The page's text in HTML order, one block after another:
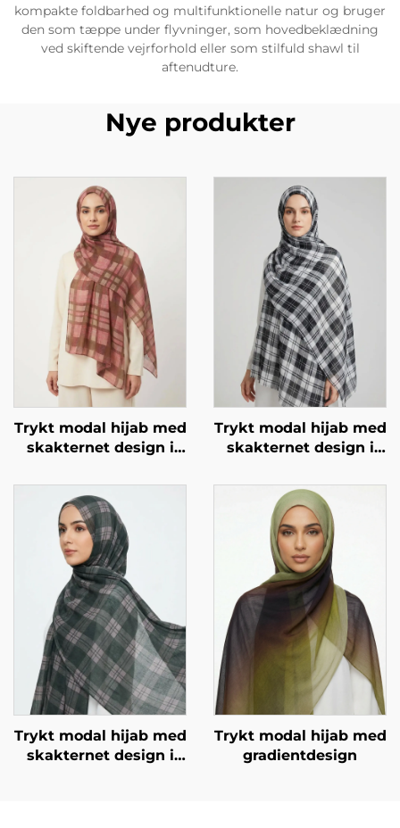
kompakte foldbarhed og multifunktionelle natur og bruger
den som tæppe under flyvninger, som hovedbeklædning
ved skiftende vejrforhold eller som stilfuld shawl til
aftenudture.
Nye produkter
Trykt modal hijab med
skakternet design i
Trykt modal hijab med
skakternet design i
Trykt modal hijab med
skakternet design i
Trykt modal hijab med
gradientdesign